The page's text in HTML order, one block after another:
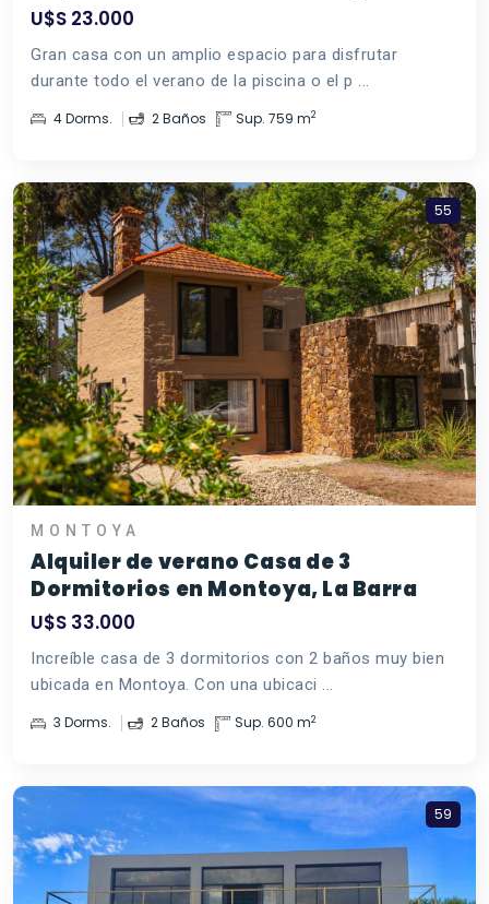
U$S 23.000
Gran casa con un amplio espacio para disfrutar
durante todo el verano de la piscina o el p ...
4 Dorms. 2 Baños Sup. 759 m2
55
MONTOYA
Alquiler de verano Casa de 3
Dormitorios en Montoya, La Barra
U$S 33.000
Increíble casa de 3 dormitorios con 2 baños muy bien
ubicada en Montoya. Con una ubicaci ...
3 Dorms. 2 Baños Sup. 600 m2
59